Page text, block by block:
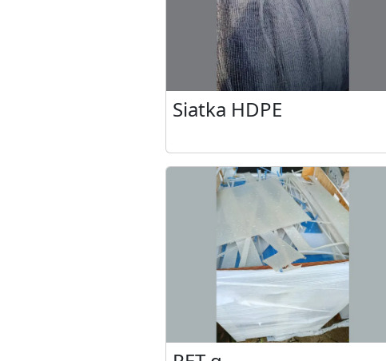
Siatka HDPE